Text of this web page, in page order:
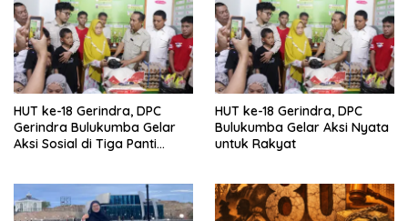
HUT ke-18 Gerindra, DPC
Gerindra Bulukumba Gelar
Aksi Sosial di Tiga Panti
HUT ke-18 Gerindra, DPC
Bulukumba Gelar Aksi Nyata
untuk Rakyat